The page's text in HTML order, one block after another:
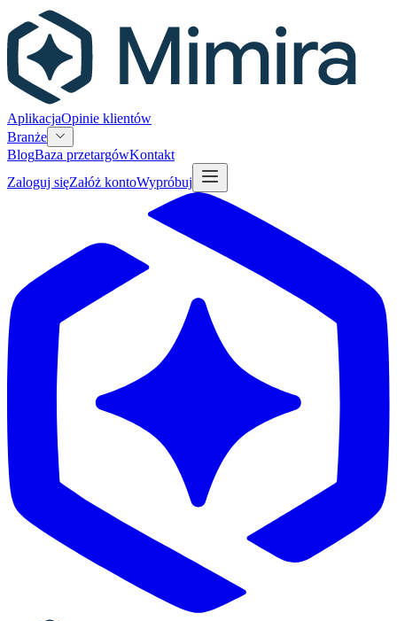
AplikacjaOpinie klientów
Branże
BlogBaza przetargówKontakt
Zaloguj sięZałóż kontoWypróbuj